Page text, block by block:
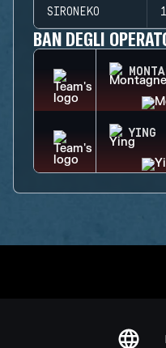
SIRONEKO
BAN DEGLI
YING